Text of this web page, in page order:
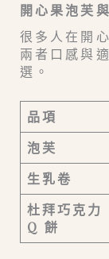
開心果泡芙
很多人在開
兩者口感與
選。
品項
泡芙
生乳卷
杜拜巧克力
Q 餅